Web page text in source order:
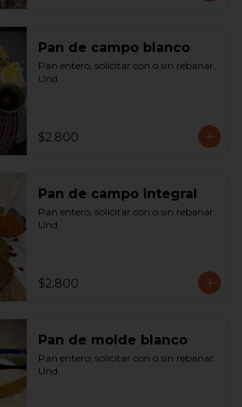
Pan de campo blanco
Pan entero, solicitar con o sin rebanar.
Und.
$2.800
Pan de campo integral
Pan entero, solicitar con o sin rebanar.
Und.
$2.800
Pan de molde blanco
Pan entero, solicitar con o sin rebanar.
Und.